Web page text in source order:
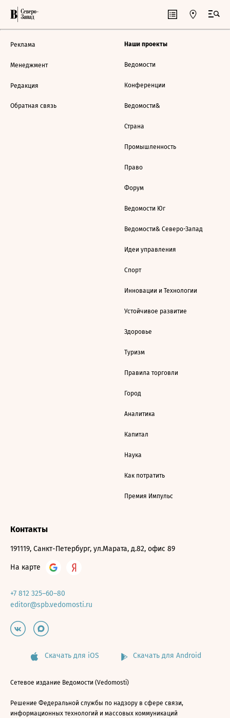
Реклама
Менеджмент
Редакция
Обратная связь
Наши проекты
Ведомости
Конференции
Ведомости&
Страна
Промышленность
Право
Форум
Ведомости Юг
Ведомости& Северо-Запад
Идеи управления
Спорт
Инновации и Технологии
Устойчивое развитие
Здоровье
Туризм
Правила торговли
Город
Аналитика
Капитал
Наука
Как потратить
Премия Импульс
Контакты
191119, Санкт-Петербург, ул.Марата, д.82, офис 89
На карте
+7 812 325–60–80
editor@spb.vedomosti.ru
Скачать для iOS Скачать для Android
Сетевое издание Ведомости (Vedomosti)
Решение Федеральной службы по надзору в сфере связи,
информационных технологий и массовых коммуникаций